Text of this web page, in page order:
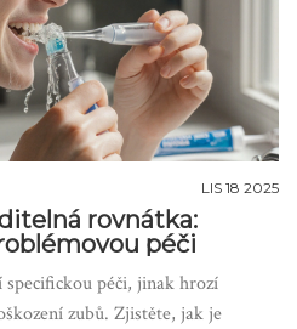
LIS 18 2025
rovnátka:
péči
péči, jinak hrozí
zubů. Zjistěte, jak je